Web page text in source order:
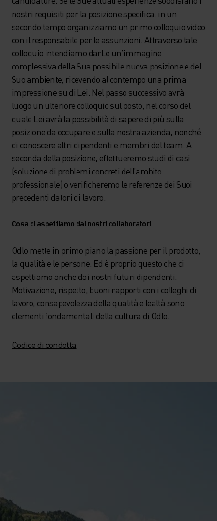
nostri requisiti per la posizione specifica, in un
secondo tempo organizziamo un primo colloquio video
con il responsabile per le assunzioni. Attraverso tale
colloquio intendiamo darLe un’immagine
complessiva della Sua possibile nuova posizione e del
Suo ambiente, ricevendo al contempo una prima
impressione su di Lei. Nel passo successivo avrà
luogo un ulteriore colloquio sul posto, nel corso del
quale Lei avrà la possibilità di sapere di più sulla
posizione da occupare e sulla nostra azienda, nonché
di conoscere altri dipendenti e membri del team. A
seconda della posizione, effettueremo studi di casi
(soluzione di problemi concreti dell’ambito
professionale) o verificheremo le referenze dei Suoi
precedenti datori di lavoro.
Cosa ci aspettiamo dai nostri collaboratori
Odlo mette in primo piano la passione per il prodotto,
la qualità e le persone. Ed è proprio questo che ci
aspettiamo anche dai nostri futuri dipendenti.
Motivazione, rispetto, buoni rapporti con i colleghi di
lavoro, consapevolezza della qualità e lealtà sono
elementi fondamentali della cultura di Odlo.
Codice di condotta